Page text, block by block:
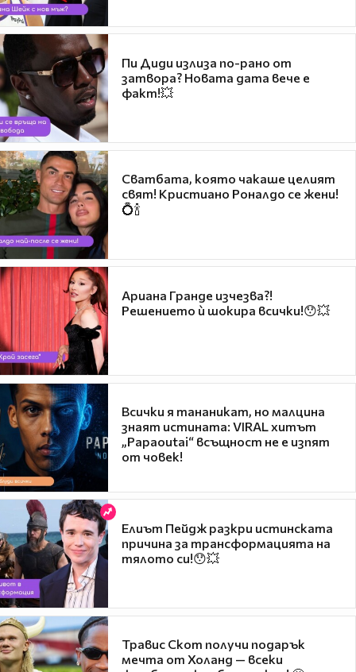
Пи Диди излиза по-рано от
затвора? Новата дата вече е
факт!💥
Сватбата, която чакаше целият
свят! Кристиано Роналдо се жени!
💍🍾
Ариана Гранде изчезва?!
Решението ѝ шокира всички!😯💥
Всички я тананикат, но малцина
знаят истината: VIRAL хитът
„Papaoutai“ всъщност не е изпят
от човек!
Елиът Пейдж разкри истинската
причина за трансформацията на
тялото си!😯💥
Травис Скот получи подарък
мечта от Холанд — всеки